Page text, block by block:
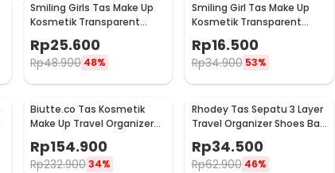
Smiling Girls Tas Make Up
Kosmetik Transparent
Mesh Storage Bag - SMG3
Rp25.600
Rp48.900 48%
Smiling Girl Tas Make Up
Kosmetik Transparent
Mesh Briefcase Bag - SMG4
Rp16.500
Rp34.900 53%
Biutte.co Tas Kosmetik
Make Up Travel Organizer
Rp154.900
Rp232.90034%
Rhodey Tas Sepatu 3 Layer
Travel Organizer Shoes Bag
Nylon Mesh Oxford - LK-20
Rp34.500
Rp62.900 46%